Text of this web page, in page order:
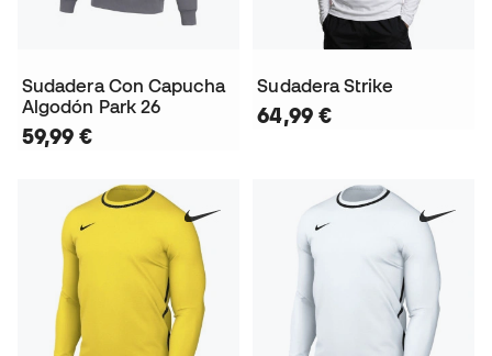
Sudadera Con Capucha
Algodón Park 26
59,99 €
Sudadera Strike
64,99 €